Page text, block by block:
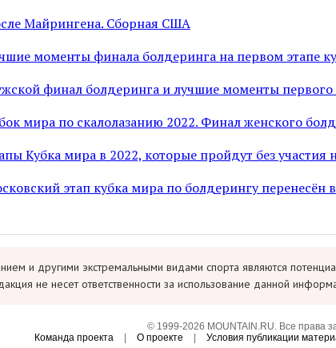
Майрингена. Сборная США
моменты финала болдеринга на первом этапе
финал болдеринга и лучшие моменты первого
мира по скалолазанию 2022. Финал женского
Кубка мира в 2022, которые пройдут без участия
этап кубка мира по болдерингу перенесён
и другими экстремальными видами спорта являются
не несет ответственности за использование данной
© 1999-2026 MOUNTAIN.RU. Все права
Команда проекта
О проекте Условия публикации